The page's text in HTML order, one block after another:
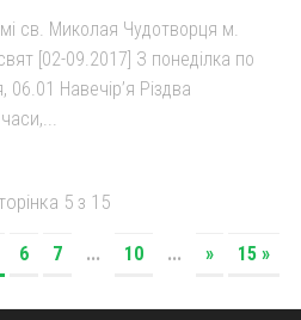
св. Миколая Чудотворця м.
[02-09.2017] З понеділка по
06.01 Навечір’я Різдва
5 з 15
6 7 ... 10 ... » 15 »